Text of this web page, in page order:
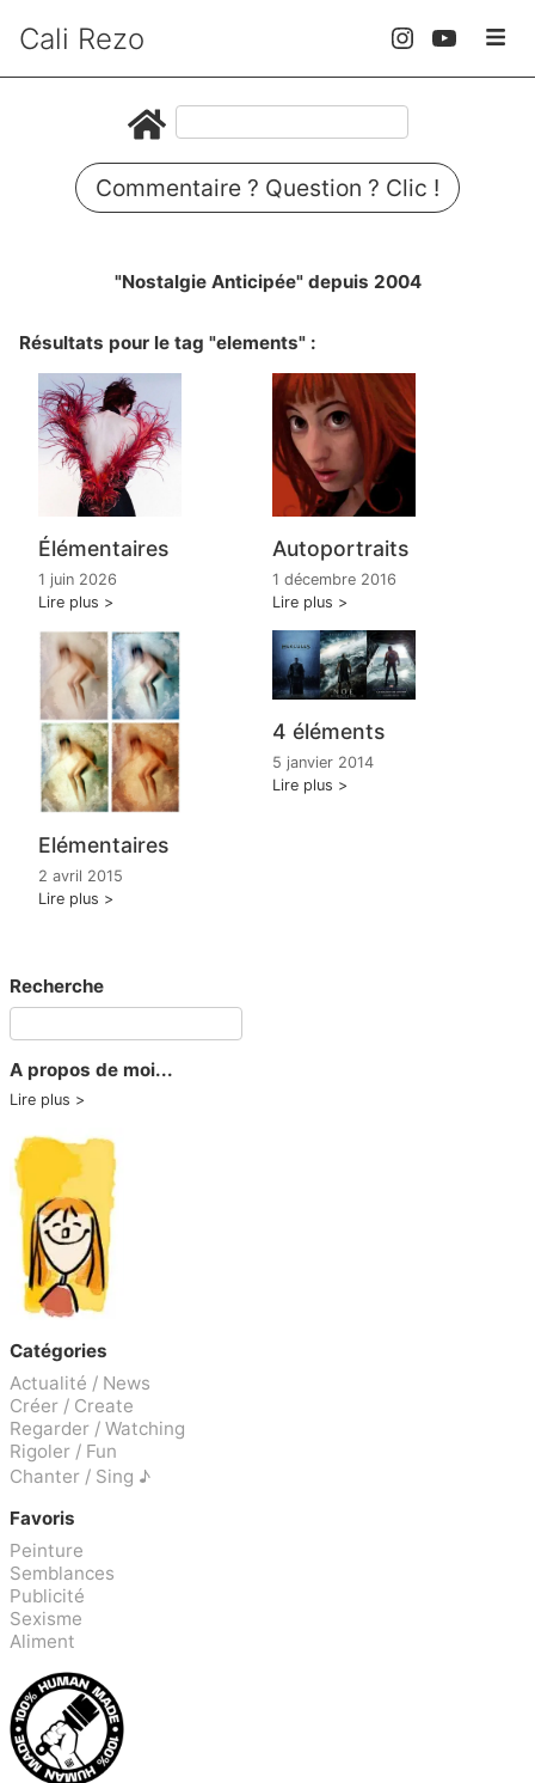
Cali Rezo
Commentaire ? Question ? Clic !
"Nostalgie Anticipée" depuis 2004
Résultats pour le tag "elements" :
Élémentaires
1 juin 2026
Lire plus
Autoportraits
1 décembre 2016
Lire plus
Elémentaires
2 avril 2015
Lire plus
4 éléments
5 janvier 2014
Lire plus
Recherche
A propos de moi...
Lire plus
Catégories
Actualité / News
Créer / Create
Regarder / Watching
Rigoler / Fun
Chanter / Sing ♪
Favoris
Peinture
Semblances
Publicité
Sexisme
Aliment